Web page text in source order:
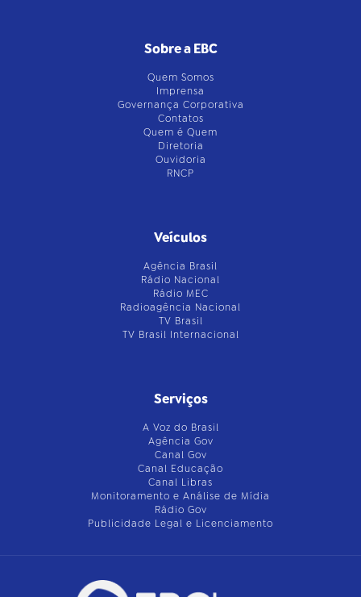
Sobre a EBC
Quem Somos
Imprensa
Governança Corporativa
Contatos
Quem é Quem
Diretoria
Ouvidoria
RNCP
Veículos
Agência Brasil
Rádio Nacional
Rádio MEC
Radioagência Nacional
TV Brasil
TV Brasil Internacional
Serviços
A Voz do Brasil
Agência Gov
Canal Gov
Canal Educação
Canal Libras
Monitoramento e Análise de Mídia
Rádio Gov
Publicidade Legal e Licenciamento